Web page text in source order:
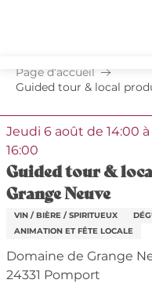
principal
Page d’accueil
Guided tour & local
Jeudi 6 août de 14:00 à
16:00
Guided tour &
Grange Neuve
VIN / BIÈRE / SPIRITUEUX
ANIMATION ET FÊTE LOCALE
Domaine de Grange
24331 Pomport